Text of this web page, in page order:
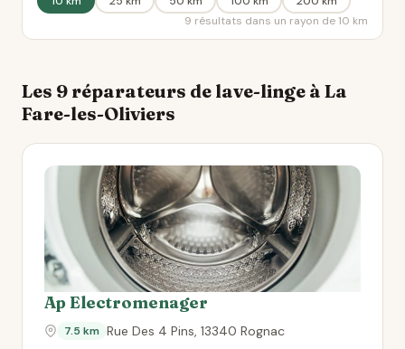
9 résultats dans un rayon de 10 km
Les 9 réparateurs de lave-linge à La
Fare-les-Oliviers
Ap Electromenager
7.5 km Rue Des 4 Pins, 13340 Rognac